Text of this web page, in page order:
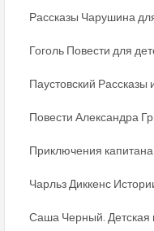
Рассказы Чарушина
Гоголь Повести для
Паустовский Рассказы
Повести Александра
Приключения
Чарльз Диккенс
Саша Черный. Детская